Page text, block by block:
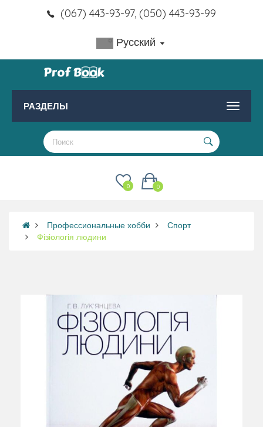
(067) 443-93-97, (050) 443-93-99
Русский
РАЗДЕЛЫ
0
0
Профессиональные хобби
Спорт
Фізіологія людини